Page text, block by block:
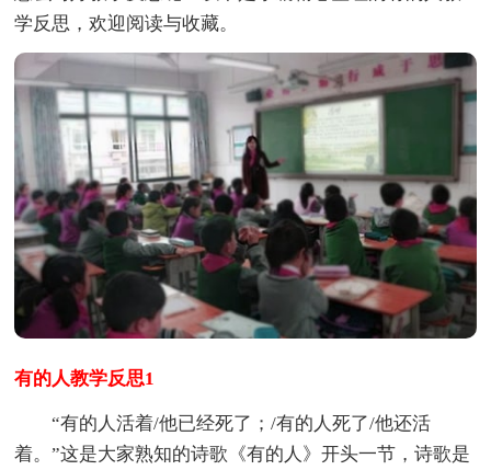
学反思，欢迎阅读与收藏。
有的人教学反思1
“有的人活着/他已经死了；/有的人死了/他还活
着。”这是大家熟知的诗歌《有的人》开头一节，诗歌是